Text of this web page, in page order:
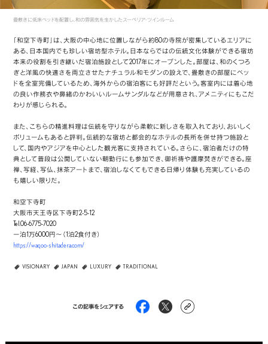
畳敷きに低床ベッドを配置し、和の雰囲気を生かしたスーペリア・ツインルーム
「和空下寺町」は、大阪の中心地に位置しながら約80の寺院が密集しているエリアに
ある、日本国内でも珍しい宿坊型ホテル。日本ならではの伝統文化体験ができる宿坊
本来の役割を引き継いだ宿泊施設として2017年にオープンした。部屋は、和のくつろ
ぎと洋風の快適さを両立させたナチュラル和モダンの設えで、畳敷きの部屋にベッ
ドを全室完備しているため、海外からの宿泊客にも好評だという。客室内には着心地
の良い作務衣や鼻緒のかわいいルームサンダルなどが用意され、アメニティにもこだ
わりが感じられる。
また、こちらの精進料理は伝統を守りながら柔軟に新しさを取入れており、おいしく
ボリュームもあると評判。伝統的な宿坊と都会的なホテルの長所を併せ持つ施設と
して、国内やアジアを中心とした観光客に支持されている。さらに、宿泊者だけの特
典として普段は公開していない朝勤行にも参加でき、御祈祷や護摩焚きができる。座
禅、写経、写仏、抹茶アートまで、宿泊しなくてもできる日帰り体験も充実しているの
も嬉しい限りだ。
和空下寺町
大阪市天王寺区下寺町2-5-12
Tel.06-6775-7020
一泊1万6000円～（1泊2食付き）
https://waqoo-shitadera.com/
VISIONARY JAPAN LUXURY TRADITIONAL
この記事をシェアする